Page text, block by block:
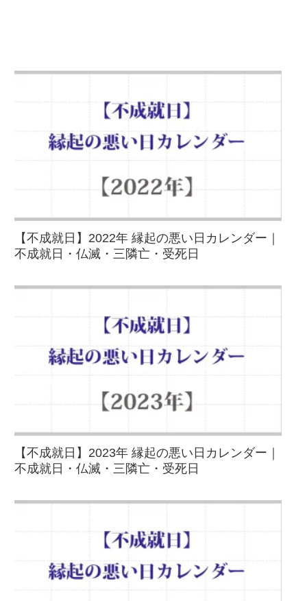
【不成就日】2022年 縁起の悪い日カレンダー｜
不成就日・仏滅・三隣亡・受死日
【不成就日】2023年 縁起の悪い日カレンダー｜
不成就日・仏滅・三隣亡・受死日